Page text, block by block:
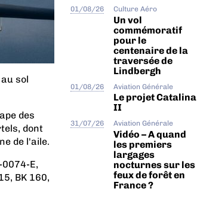
sol
des
dont
de l'aile.
E,
BK 160,
01/08/26 Culture Aéro
Un vol
commémoratif
pour le
centenaire de la
traversée de
Lindbergh
01/08/26 Aviation Générale
Le projet Catalina
II
31/07/26 Aviation Générale
Vidéo – A quand
les premiers
largages
nocturnes sur les
feux de forêt en
France ?